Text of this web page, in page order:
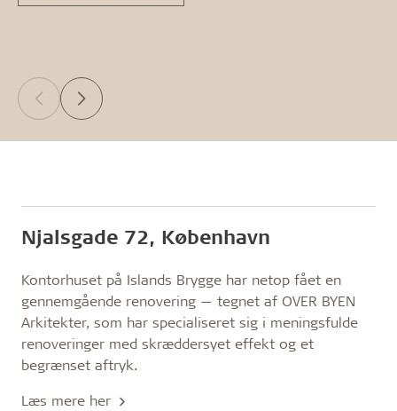
Njalsgade 72, København
Kontorhuset på Islands Brygge har netop fået en
gennemgående renovering — tegnet af OVER BYEN
Arkitekter, som har specialiseret sig i meningsfulde
renoveringer med skræddersyet effekt og et
begrænset aftryk.
Læs mere her